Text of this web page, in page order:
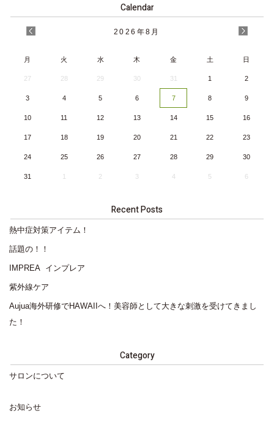
Calendar
2026 年8月
月 火 水 木 金 土 日
27 28 29 30 31 1 2
3 4 5 6 7 8 9
10 11 12 13 14 15 16
17 18 19 20 21 22 23
24 25 26 27 28 29 30
31 1 2 3 4 5 6
Recent Posts
熱中症対策アイテム！
話題の！！
IMPREA インプレア
紫外線ケア
Aujua海外研修でHAWAIIへ！美容師として大きな刺激を受けてきまし
た！
Category
サロンについて
お知らせ